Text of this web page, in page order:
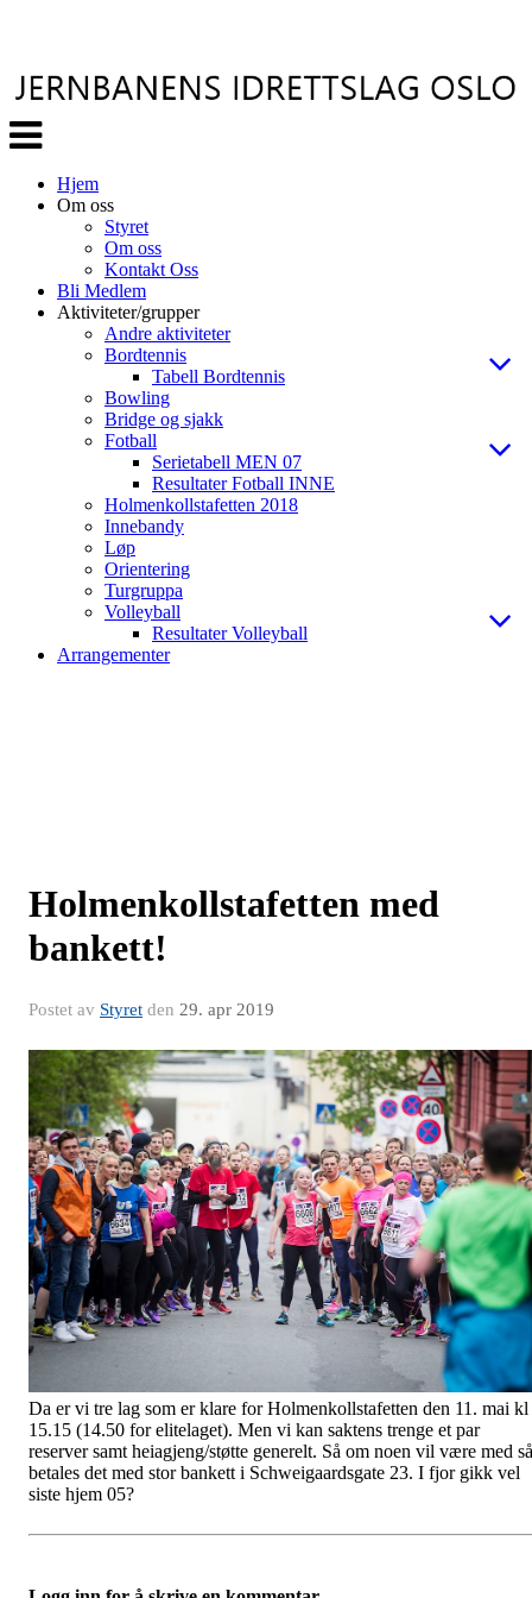
Veksle
navigasjon
Hjem
Om oss
Styret
Om oss
Kontakt Oss
Bli Medlem
Aktiviteter/grupper
Andre aktiviteter
Bordtennis
Tabell Bordtennis
Bowling
Bridge og sjakk
Fotball
Serietabell MEN 07
Resultater Fotball INNE
Holmenkollstafetten 2018
Innebandy
Løp
Orientering
Turgruppa
Volleyball
Resultater Volleyball
Arrangementer
Holmenkollstafetten med
bankett!
Postet av Styret den 29. apr 2019
Da er vi tre lag som er klare for Holmenkollstafetten den 11. mai kl
15.15 (14.50 for elitelaget). Men vi kan saktens trenge et par
reserver samt heiagjeng/støtte generelt. Så om noen vil være med så
betales det med stor bankett i Schweigaardsgate 23. I fjor gikk vel
siste hjem 05?